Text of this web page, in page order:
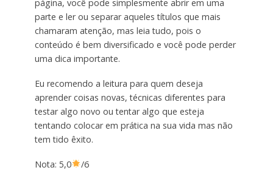
página, você pode simplesmente abrir em uma
parte e ler ou separar aqueles títulos que mais
chamaram atenção, mas leia tudo, pois o
conteúdo é bem diversificado e você pode perder
uma dica importante.
Eu recomendo a leitura para quem deseja
aprender coisas novas, técnicas diferentes para
testar algo novo ou tentar algo que esteja
tentando colocar em prática na sua vida mas não
tem tido êxito.
Nota: 5,0 /6